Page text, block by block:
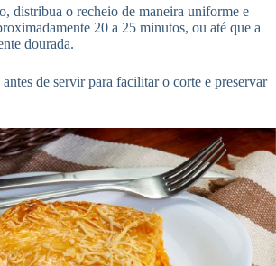
distribua o recheio de maneira uniforme e
20 a 25 minutos, ou até que a
dourada.
de servir para facilitar o corte e preservar